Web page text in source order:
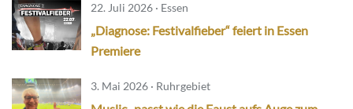
22. Juli 2026 · Essen
„Diagnose: Festivalfieber“ feiert in Essen
Premiere
3. Mai 2026 · Ruhrgebiet